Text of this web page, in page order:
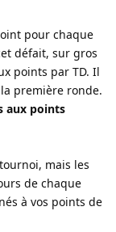
pour chaque
défait, sur gros
points par TD. Il
première ronde.
aux points
mais les
de chaque
à vos points de